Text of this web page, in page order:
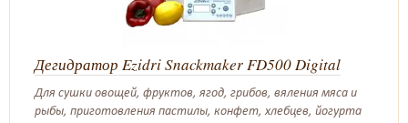
Дегидратор Ezidri Snackmaker FD500 Digital
Для сушки овощей, фруктов, ягод, грибов, вяления мяса и
рыбы, приготовления пастилы, конфет, хлебцев, йогурта